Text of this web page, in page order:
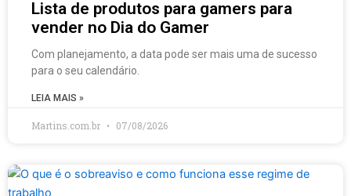
Lista de produtos para gamers para
vender no Dia do Gamer
Com planejamento, a data pode ser mais uma de sucesso
para o seu calendário.
LEIA MAIS »
Martins.com.br 07/08/2026